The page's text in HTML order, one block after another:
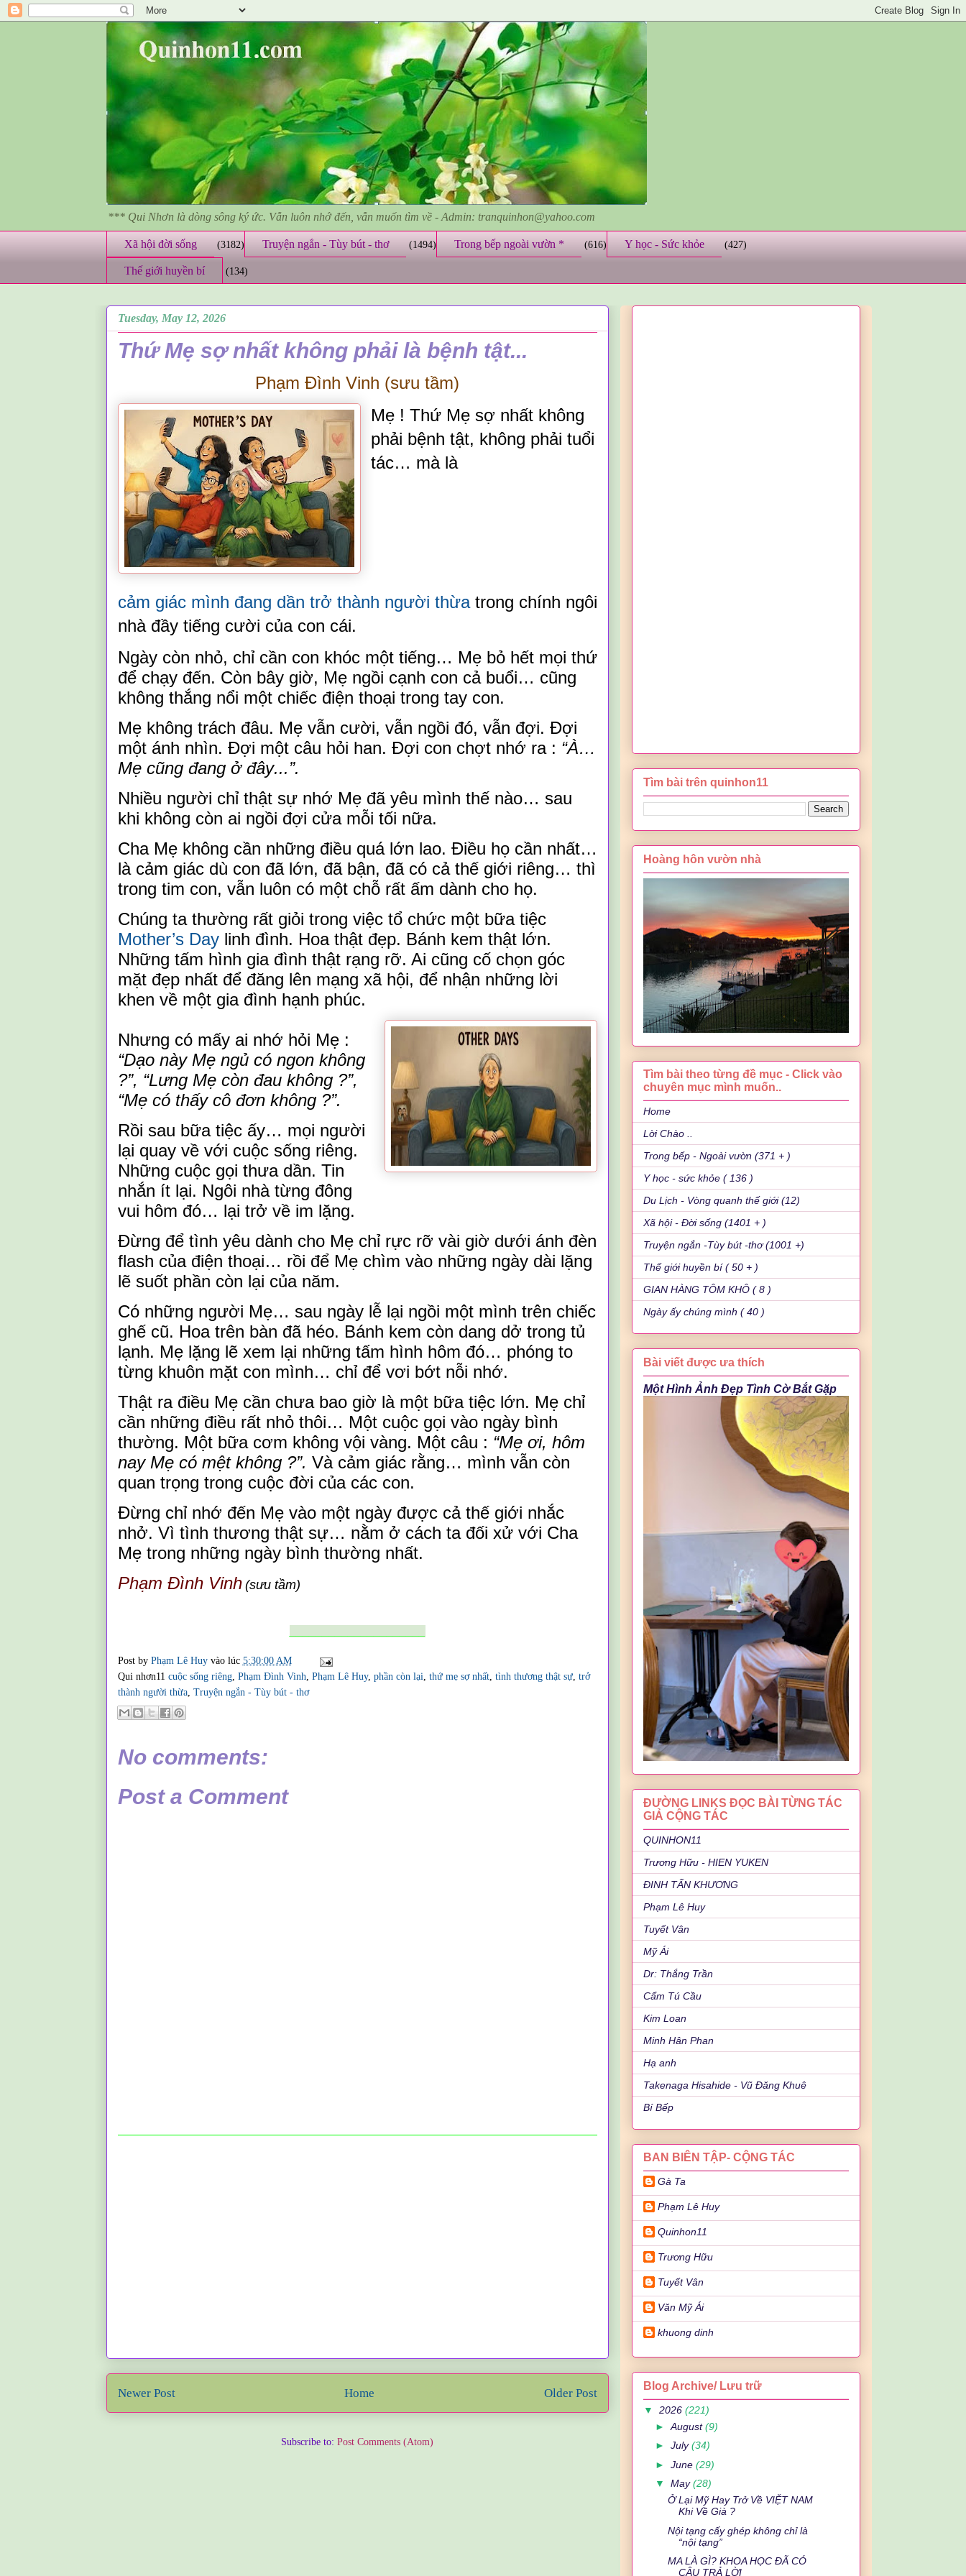
*** Qui Nhơn là dòng sông ký ức. Vẫn luôn nhớ đến, vẫn muốn tìm về - Admin: tranquinhon@yahoo.com
Xã hội đời sống (3182) Truyện ngắn - Tùy bút - thơ (1494) Trong bếp ngoài vườn * (616) Y học - Sức khỏe (427)
Thế giới huyền bí (134)
Tuesday, May 12, 2026
Thứ Mẹ sợ nhất không phải là bệnh tật...
Phạm Đình Vinh (sưu tầm)
Mẹ ! Thứ Mẹ sợ nhất không
phải bệnh tật, không phải tuổi
tác… mà là
cảm giác mình đang dần trở thành người thừatrong chính ngôi
nhà đầy tiếng cười của con cái.
Ngày còn nhỏ, chỉ cần con khóc một tiếng… Mẹ bỏ hết mọi thứ
để chạy đến. Còn bây giờ, Mẹ ngồi cạnh con cả buổi… cũng
không thắng nổi một chiếc điện thoại trong tay con.
Mẹ không trách đâu. Mẹ vẫn cười, vẫn ngồi đó, vẫn đợi. Đợi
một ánh nhìn. Đợi một câu hỏi han. Đợi con chợt nhớ ra : “À…
Mẹ cũng đang ở đây...”.
Nhiều người chỉ thật sự nhớ Mẹ đã yêu mình thế nào… sau
khi không còn ai ngồi đợi cửa mỗi tối nữa.
Cha Mẹ không cần những điều quá lớn lao. Điều họ cần nhất…
là cảm giác dù con đã lớn, đã bận, đã có cả thế giới riêng… thì
trong tim con, vẫn luôn có một chỗ rất ấm dành cho họ.
Chúng ta thường rất giỏi trong việc tổ chức một bữa tiệc
Mother’s Daylinh đình. Hoa thật đẹp. Bánh kem thật lớn.
Những tấm hình gia đình thật rạng rỡ. Ai cũng cố chọn góc
mặt đẹp nhất để đăng lên mạng xã hội, để nhận những lời
khen về một gia đình hạnh phúc.
Nhưng có mấy ai nhớ hỏi Mẹ :
“Dạo này Mẹ ngủ có ngon không
?”, “Lưng Mẹ còn đau không ?”,
“Mẹ có thấy cô đơn không ?”.
Rồi sau bữa tiệc ấy… mọi người
lại quay về với cuộc sống riêng.
Những cuộc gọi thưa dần. Tin
nhắn ít lại. Ngôi nhà từng đông
vui hôm đó… lại trở về im lặng.
Đừng để tình yêu dành cho Mẹ chỉ rực rỡ vài giờ dưới ánh đèn
flash của điện thoại… rồi để Mẹ chìm vào những ngày dài lặng
lẽ suốt phần còn lại của năm.
Có những người Mẹ… sau ngày lễ lại ngồi một mình trên chiếc
ghế cũ. Hoa trên bàn đã héo. Bánh kem còn dang dở trong tủ
lạnh. Mẹ lặng lẽ xem lại những tấm hình hôm đó… phóng to
từng khuôn mặt con mình… chỉ để vơi bớt nỗi nhớ.
Thật ra điều Mẹ cần chưa bao giờ là một bữa tiệc lớn. Mẹ chỉ
cần những điều rất nhỏ thôi… Một cuộc gọi vào ngày bình
thường. Một bữa cơm không vội vàng. Một câu : “Mẹ ơi, hôm
nay Mẹ có mệt không ?”. Và cảm giác rằng… mình vẫn còn
quan trọng trong cuộc đời của các con.
Đừng chỉ nhớ đến Mẹ vào một ngày được cả thế giới nhắc
nhở. Vì tình thương thật sự… nằm ở cách ta đối xử với Cha
Mẹ trong những ngày bình thường nhất.
Phạm Đình Vinh (sưu tầm)
Post by Phạm Lê Huy vào lúc 5:30:00 AM
Qui nhơn11 cuộc sống riêng, Phạm Đình Vinh, Phạm Lê Huy, phần còn lại, thứ mẹ sợ nhất, tình thương thật sự, trở
thành người thừa, Truyện ngắn - Tùy bút - thơ
No comments:
Post a Comment
Newer Post Older Post
Home
Subscribe to: Post Comments (Atom)
Tìm bài trên quinhon11
Hoàng hôn vườn nhà
Tìm bài theo từng đề mục - Click vào
chuyên mục mình muốn..
Home
Lời Chào ..
Trong bếp - Ngoài vườn (371 + )
Y học - sức khỏe ( 136 )
Du Lịch - Vòng quanh thế giới (12)
Xã hội - Đời sống (1401 + )
Truyện ngắn -Tùy bút -thơ (1001 +)
Thế giới huyền bí ( 50 + )
GIAN HÀNG TÔM KHÔ ( 8 )
Ngày ấy chúng mình ( 40 )
Bài viết được ưa thích
Một Hình Ảnh Đẹp Tình Cờ Bắt Gặp
ĐƯỜNG LINKS ĐỌC BÀI TỪNG TÁC
GIẢ CỘNG TÁC
QUINHON11
Trương Hữu - HIEN YUKEN
ĐINH TẤN KHƯƠNG
Phạm Lê Huy
Tuyết Vân
Mỹ Ái
Dr: Thắng Trần
Cẩm Tú Cầu
Kim Loan
Minh Hân Phan
Hạ anh
Takenaga Hisahide - Vũ Đăng Khuê
Bí Bếp
BAN BIÊN TẬP- CỘNG TÁC
Gà Ta
Phạm Lê Huy
Quinhon11
Trương Hữu
Tuyết Vân
Văn Mỹ Ái
khuong dinh
Blog Archive/ Lưu trữ
▼ 2026 (221)
►August(9)
►July(34)
►June(29)
▼May(28)
Ở Lại Mỹ Hay Trở Về VIỆT NAM
Khi Về Già ?
Nội tạng cấy ghép không chỉ là
“nội tạng”
MA LÀ GÌ? KHOA HỌC ĐÃ CÓ
CÂU TRẢ LỜI